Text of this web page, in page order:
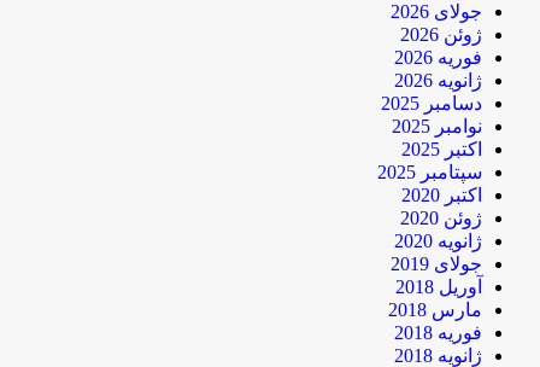
جولای 2026
ژوئن 2026
فوریه 2026
ژانویه 2026
دسامبر 2025
نوامبر 2025
اکتبر 2025
سپتامبر 2025
اکتبر 2020
ژوئن 2020
ژانویه 2020
جولای 2019
آوریل 2018
مارس 2018
فوریه 2018
ژانویه 2018